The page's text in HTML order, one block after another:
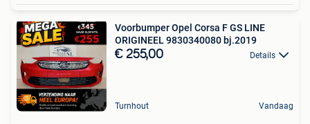
Voorbumper Opel Corsa F GS LINE
ORIGINEEL 9830340080 bj.2019
€ 255,00 Details
Turnhout Vandaag